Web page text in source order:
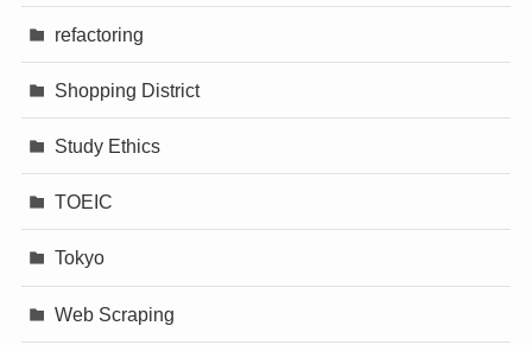
refactoring
Shopping District
Study Ethics
TOEIC
Tokyo
Web Scraping